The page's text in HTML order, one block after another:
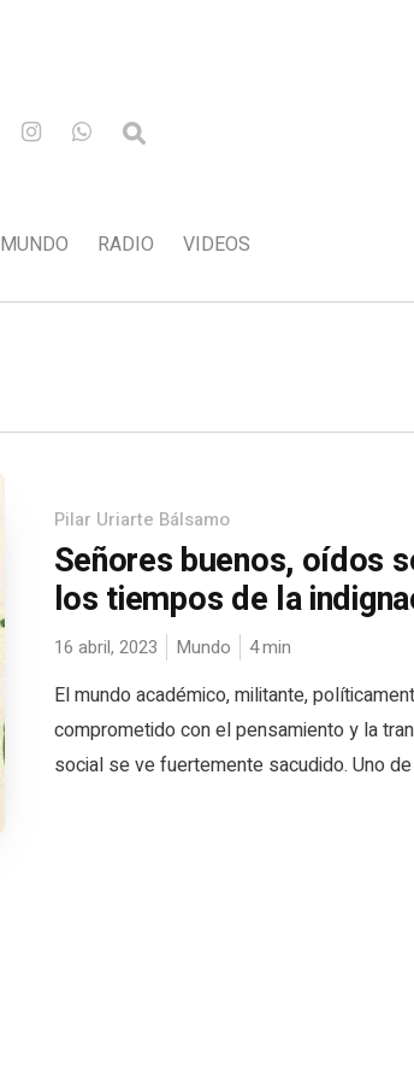
MUNDO RADIO VIDEOS
Pilar Uriarte Bálsamo
Señores buenos, oídos
los tiempos de la
16 abril, 2023 Mundo 4min
El mundo académico, militante,
comprometido con el pensamiento y la
social se ve fuertemente sacudido. Uno